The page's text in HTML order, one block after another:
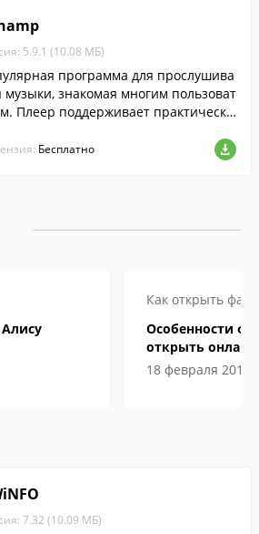
5.9.1 (10.08 МБ)
программа для прослушива
музыки, знакомая многим пользоват
Плеер поддерживает практически
понимает видеоформаты.
Бесплатно
Как открыть файл
Особенности
открыть
компьютере
18 февраля 2019
7.32 (10.09 МБ)